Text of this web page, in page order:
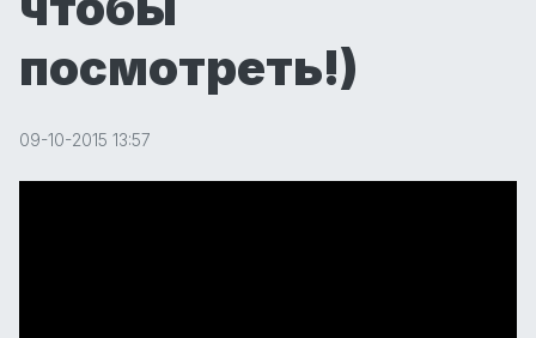
посмотреть!)
09-10-2015 13:57